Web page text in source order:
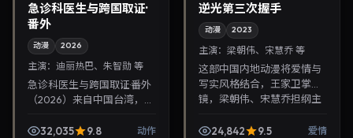
急诊科医生与跨国取证·
番外
动漫 2026
主演： 迪丽热巴、朱智勋 等
急诊科医生与跨国取证·番外
（2026）来自中国台湾，类
丽热巴、朱智勋等参与演
32,035 9.8 动作
逆光第三次握手
动漫 2023
主演：梁朝伟、宋慧乔 等
这部中国内地动漫将爱情与
写实风格结合，王家卫掌
镜，梁朝伟、宋慧乔担纲主
见面，对白精炼，适合晚间
24,842 9.5 爱情